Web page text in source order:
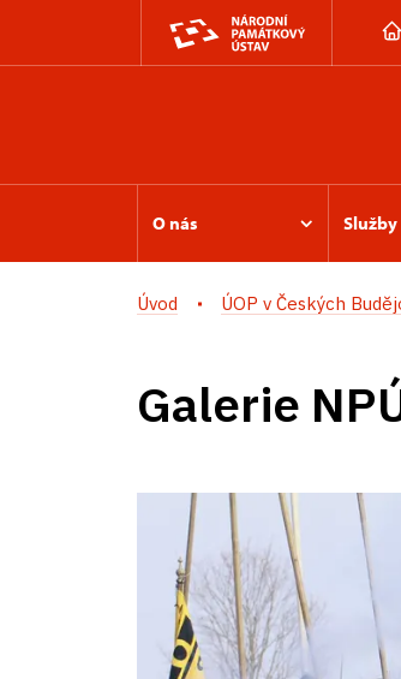
O nás Služby
Úvod ÚOP v Českých
Galerie